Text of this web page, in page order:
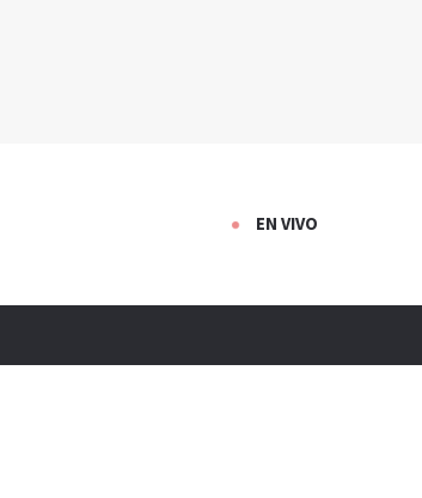
EN VIVO